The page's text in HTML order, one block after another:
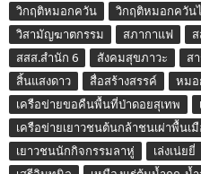
วิกฤติหมอกควัน
วิกฤติหมอกควัน
วิสามัญฆาตกรรม
สภากาแฟ
สสส.สำนัก 6
สังคมสุขภาวะ
ส
สิ้นแสงดาว
สื่อสร้างสรรค์ หมอ
เครือข่ายขอคืนพื้นที่ป่าดอยสุเทพ
เครือข่ายเยาวชนต้นกล้าชนเผ่าพื้นเมื
เยาวชนนักกิจกรรมลาหู่
เล่งเน่ยยี่